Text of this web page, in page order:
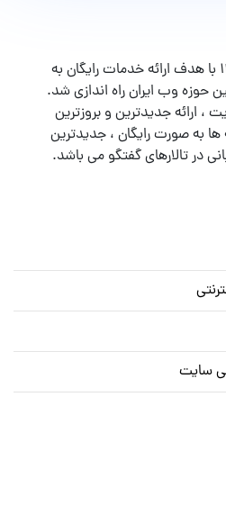
پرشین اسکریپت در سال ۱۳۸۶ با هدف ارائه خدمات رایگان به
حوزه وب ایران راه اندازی شد.
، ارائه جدیدترین و بروزترین
ها به صورت رایگان ، جدیدترین
در تالارهای گفتگو می باشد.
سایت